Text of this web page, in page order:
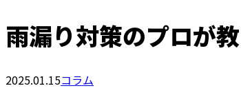
雨漏り対策のプロが
2025.01.15コラム